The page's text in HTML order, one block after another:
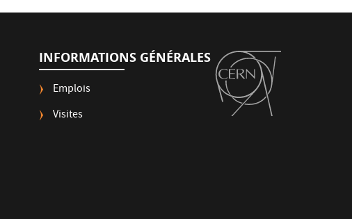
INFORMATIONS GÉNÉRALES
Emplois
Visites